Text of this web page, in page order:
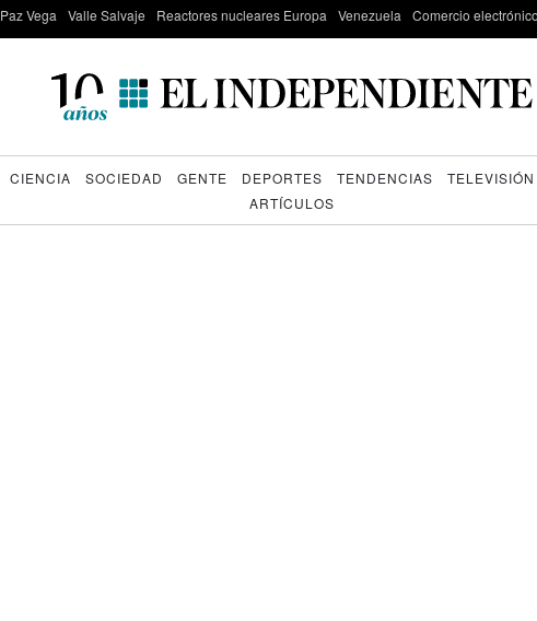
Paz Vega Valle Salvaje Reactores nucleares Europa Venezuela Comercio electrónico
CIENCIA SOCIEDAD GENTE DEPORTES TENDENCIAS TELEVISIÓN
ARTÍCULOS